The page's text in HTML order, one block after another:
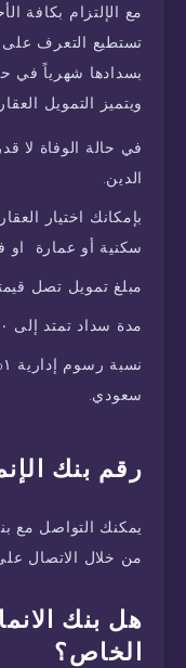
مع الإلتزام بكافة
تستطيع التعرف على
بسدادها شهرياً في
ويتميز التمويل
في حالة الوفاة لا
الدين.
بإمكانك اختيار
سكنية أو عمارة او
مبلغ تمويل تصل قيمته إلى ١٠ ملايين
مدة سداد تمتد إلى ٣٠ عام.
سعودي.
رقم بنك
يمكنك التواصل مع
من خلال الاتصال على الرقم
هل بنك
الخاص؟